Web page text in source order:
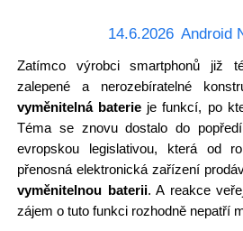
14.6.2026 Android
Zatímco výrobci smartphonů již
zalepené a nerozebíratelné
vyměnitelná baterie je funkcí, po
Téma se znovu dostalo do
evropskou legislativou, která od
přenosná elektronická zařízení
vyměnitelnou baterii. A reakce
zájem o tuto funkci rozhodně nepatří